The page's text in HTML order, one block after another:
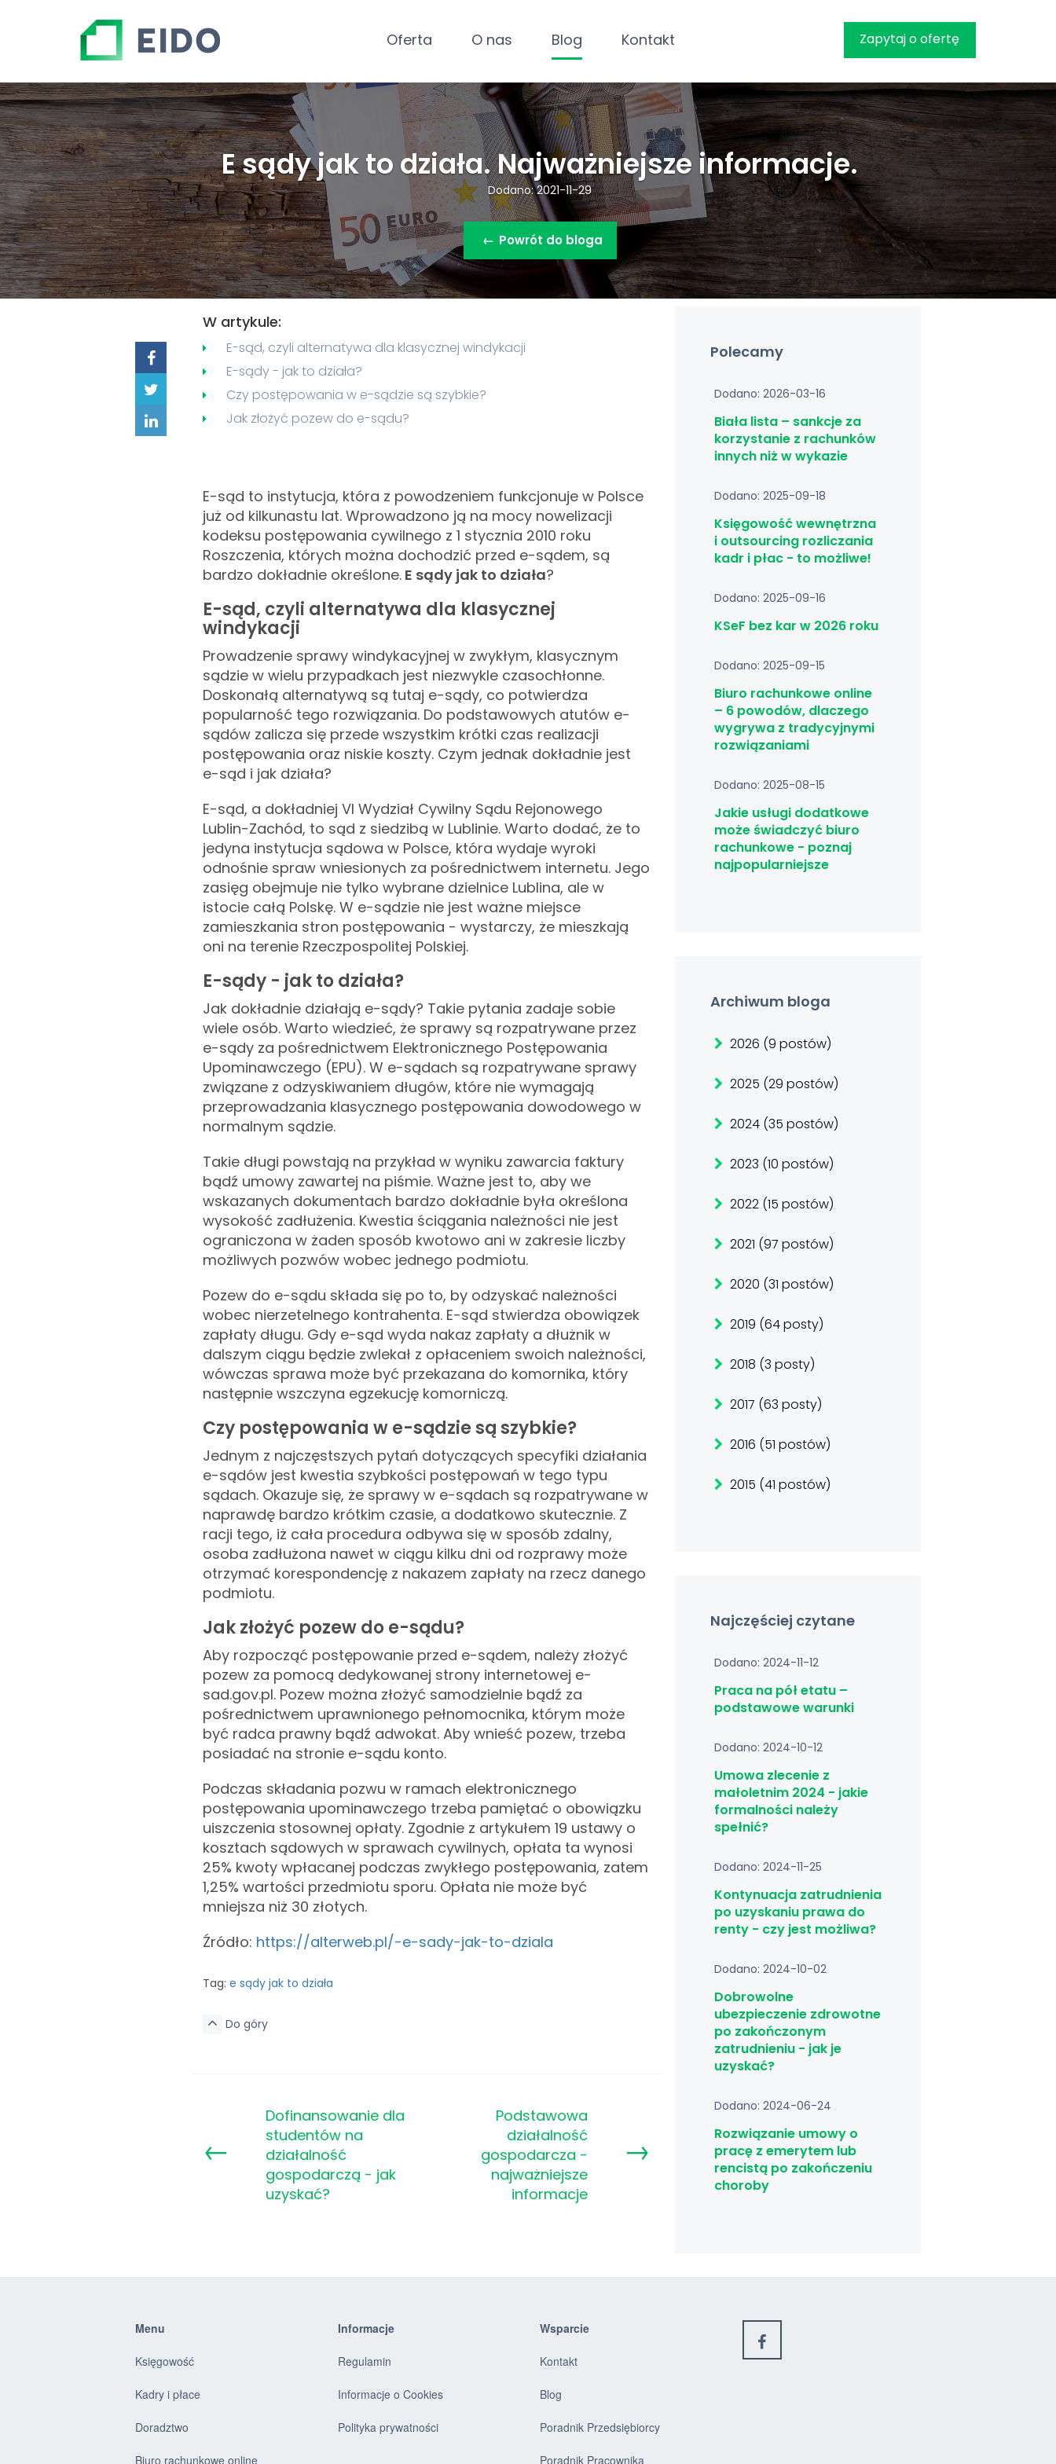
Zapytaj o ofertę
Oferta O nas Blog Kontakt
E sądy jak to działa. Najważniejsze informacje.
Dodano: 2021-11-29
← Powrót do bloga
W artykule:
E-sąd, czyli alternatywa dla klasycznej windykacji
E-sądy - jak to działa?
Czy postępowania w e-sądzie są szybkie?
Jak złożyć pozew do e-sądu?
E-sąd to instytucja, która z powodzeniem funkcjonuje w Polsce
już od kilkunastu lat. Wprowadzono ją na mocy nowelizacji
kodeksu postępowania cywilnego z 1 stycznia 2010 roku
Roszczenia, których można dochodzić przed e-sądem, są
bardzo dokładnie określone.E sądy jak to działa?
E-sąd, czyli alternatywa dla klasycznej
windykacji
Prowadzenie sprawy windykacyjnej w zwykłym, klasycznym
sądzie w wielu przypadkach jest niezwykle czasochłonne.
Doskonałą alternatywą są tutaj e-sądy, co potwierdza
popularność tego rozwiązania. Do podstawowych atutów e-
sądów zalicza się przede wszystkim krótki czas realizacji
postępowania oraz niskie koszty. Czym jednak dokładnie jest
e-sąd i jak działa?
E-sąd, a dokładniej VI Wydział Cywilny Sądu Rejonowego
Lublin-Zachód, to sąd z siedzibą w Lublinie. Warto dodać, że to
jedyna instytucja sądowa w Polsce, która wydaje wyroki
odnośnie spraw wniesionych za pośrednictwem internetu. Jego
zasięg obejmuje nie tylko wybrane dzielnice Lublina, ale w
istocie całą Polskę. W e-sądzie nie jest ważne miejsce
zamieszkania stron postępowania - wystarczy, że mieszkają
oni na terenie Rzeczpospolitej Polskiej.
E-sądy - jak to działa?
Jak dokładnie działają e-sądy? Takie pytania zadaje sobie
wiele osób. Warto wiedzieć, że sprawy są rozpatrywane przez
e-sądy za pośrednictwem Elektronicznego Postępowania
Upominawczego (EPU). W e-sądach są rozpatrywane sprawy
związane z odzyskiwaniem długów, które nie wymagają
przeprowadzania klasycznego postępowania dowodowego w
normalnym sądzie.
Takie długi powstają na przykład w wyniku zawarcia faktury
bądź umowy zawartej na piśmie. Ważne jest to, aby we
wskazanych dokumentach bardzo dokładnie była określona
wysokość zadłużenia. Kwestia ściągania należności nie jest
ograniczona w żaden sposób kwotowo ani w zakresie liczby
możliwych pozwów wobec jednego podmiotu.
Pozew do e-sądu składa się po to, by odzyskać należności
wobec nierzetelnego kontrahenta. E-sąd stwierdza obowiązek
zapłaty długu. Gdy e-sąd wyda nakaz zapłaty a dłużnik w
dalszym ciągu będzie zwlekał z opłaceniem swoich należności,
wówczas sprawa może być przekazana do komornika, który
następnie wszczyna egzekucję komorniczą.
Czy postępowania w e-sądzie są szybkie?
Jednym z najczęstszych pytań dotyczących specyfiki działania
e-sądów jest kwestia szybkości postępowań w tego typu
sądach. Okazuje się, że sprawy w e-sądach są rozpatrywane w
naprawdę bardzo krótkim czasie, a dodatkowo skutecznie. Z
racji tego, iż cała procedura odbywa się w sposób zdalny,
osoba zadłużona nawet w ciągu kilku dni od rozprawy może
otrzymać korespondencję z nakazem zapłaty na rzecz danego
podmiotu.
Jak złożyć pozew do e-sądu?
Aby rozpocząć postępowanie przed e-sądem, należy złożyć
pozew za pomocą dedykowanej strony internetowej e-
sad.gov.pl. Pozew można złożyć samodzielnie bądź za
pośrednictwem uprawnionego pełnomocnika, którym może
być radca prawny bądź adwokat. Aby wnieść pozew, trzeba
posiadać na stronie e-sądu konto.
Podczas składania pozwu w ramach elektronicznego
postępowania upominawczego trzeba pamiętać o obowiązku
uiszczenia stosownej opłaty. Zgodnie z artykułem 19 ustawy o
kosztach sądowych w sprawach cywilnych, opłata ta wynosi
25% kwoty wpłacanej podczas zwykłego postępowania, zatem
1,25% wartości przedmiotu sporu. Opłata nie może być
mniejsza niż 30 złotych.
Źródło: https://alterweb.pl/-e-sady-jak-to-dziala
Tag: e sądy jak to działa
Do góry
←
Dofinansowanie dla
studentów na
działalność
gospodarczą - jak
uzyskać?
Podstawowa
działalność
gospodarcza -
najważniejsze
informacje
→
Polecamy
Dodano: 2026-03-16
Biała lista – sankcje za
korzystanie z rachunków
innych niż w wykazie
Dodano: 2025-09-18
Księgowość wewnętrzna
i outsourcing rozliczania
kadr i płac - to możliwe!
Dodano: 2025-09-16
KSeF bez kar w 2026 roku
Dodano: 2025-09-15
Biuro rachunkowe online
– 6 powodów, dlaczego
wygrywa z tradycyjnymi
rozwiązaniami
Dodano: 2025-08-15
Jakie usługi dodatkowe
może świadczyć biuro
rachunkowe - poznaj
najpopularniejsze
Archiwum bloga
2026 (9 postów)
2025 (29 postów)
2024 (35 postów)
2023 (10 postów)
2022 (15 postów)
2021 (97 postów)
2020 (31 postów)
2019 (64 posty)
2018 (3 posty)
2017 (63 posty)
2016 (51 postów)
2015 (41 postów)
Najczęściej czytane
Dodano: 2024-11-12
Praca na pół etatu –
podstawowe warunki
Dodano: 2024-10-12
Umowa zlecenie z
małoletnim 2024 - jakie
formalności należy
spełnić?
Dodano: 2024-11-25
Kontynuacja zatrudnienia
po uzyskaniu prawa do
renty - czy jest możliwa?
Dodano: 2024-10-02
Dobrowolne
ubezpieczenie zdrowotne
po zakończonym
zatrudnieniu - jak je
uzyskać?
Dodano: 2024-06-24
Rozwiązanie umowy o
pracę z emerytem lub
rencistą po zakończeniu
choroby
Menu
Księgowość
Kadry i płace
Doradztwo
Biuro rachunkowe online
Informacje
Regulamin
Informacje o Cookies
Polityka prywatności
Wsparcie
Kontakt
Blog
Poradnik Przedsiębiorcy
Poradnik Pracownika